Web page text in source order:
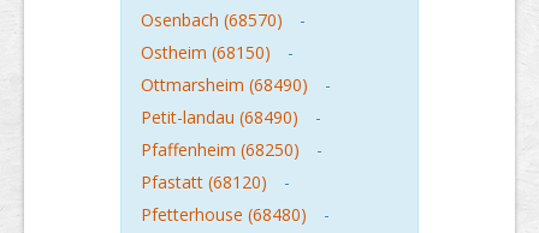
Osenbach (68570)
-
Ostheim (68150)
-
Ottmarsheim (68490)
-
Petit-landau (68490)
-
Pfaffenheim (68250)
-
Pfastatt (68120)
-
Pfetterhouse (68480)
-